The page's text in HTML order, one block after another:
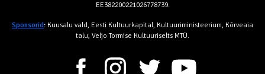
EE382200221026778739.
Sponsorid: Kuusalu vald, Eesti Kultuurkapital, Kultuuriministeerium, Kõrveaia
talu, Veljo Tormise Kultuuriselts MTÜ.